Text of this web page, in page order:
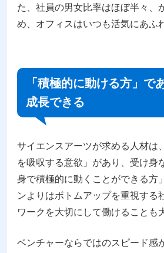
た、社員の男女比率はほぼ半々、
め、オフィスはいつも活気にあふ
「積極的に動ける方」で
成長できる
サイエンスアーツが求める人材は
を吸収する意欲」があり、受け身
身で積極的に動くことができる方
ンよりはボトムアップを重視する
ワークを大切にして働けることも
ベンチャーならではのスピード感